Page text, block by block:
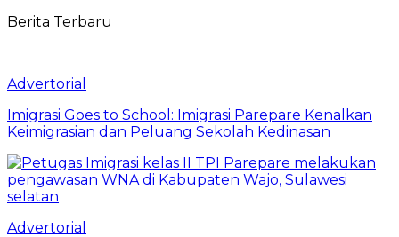
Berita Terbaru
Advertorial
Imigrasi Goes to School: Imigrasi Parepare Kenalkan
Keimigrasian dan Peluang Sekolah Kedinasan
Advertorial